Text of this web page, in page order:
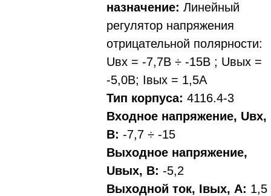
назначение: Линейный
регулятор напряжения
отрицательной полярности:
Uвх = -7,7В ÷ -15В ; Uвых =
-5,0В; Iвых = 1,5А
Тип корпуса: 4116.4-3
Входное напряжение, Uвх,
В: -7,7 ÷ -15
Выходное напряжение,
Uвых, В: -5,2
Выходной ток, Iвых, A: 1,5